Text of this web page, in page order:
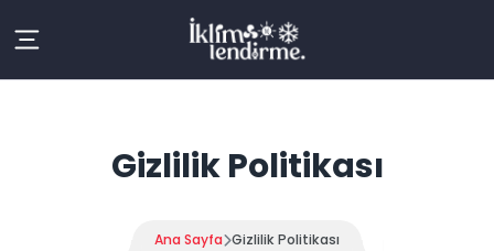
to
Gizlilik Politikası
Ana Sayfa Gizlilik Politikası